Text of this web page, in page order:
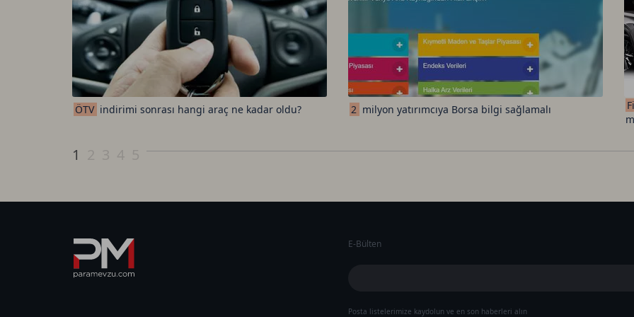
ÖTV indirimi sonrası hangi araç ne kadar oldu? 2 milyon yatırımcıya Borsa bilgi sağlamalı
1
E-Bülten
Posta listelerimize kaydolun ve en son haberleri alın